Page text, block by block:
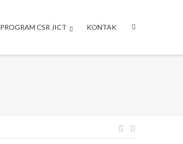
PROGRAM CSR JICT KONTAK